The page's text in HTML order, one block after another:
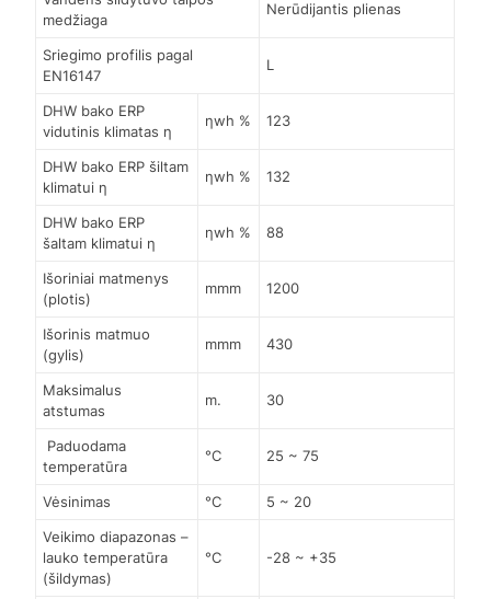
medžiaga
Nerūdijantis plienas
Sriegimo profilis pagal
EN16147
L
DHW bako ERP
vidutinis klimatas η
ηwh % 123
DHW bako ERP šiltam
klimatui η
ηwh % 132
DHW bako ERP
šaltam klimatui η
ηwh % 88
Išoriniai matmenys
(plotis)
mmm 1200
Išorinis matmuo
(gylis)
mmm 430
Maksimalus
atstumas
m. 30
Paduodama
temperatūra
°C 25 ~ 75
Vėsinimas °C
5 ~ 20
Veikimo diapazonas –
lauko temperatūra
(šildymas)
°C -28 ~ +35